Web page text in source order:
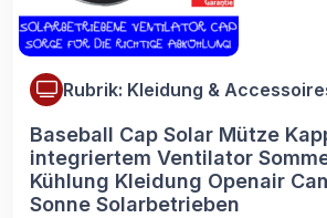
Rubrik: Kleidung &
Baseball Cap Solar Mütze
integriertem Ventilator
Kühlung Kleidung Openair
Sonne Solarbetrieben